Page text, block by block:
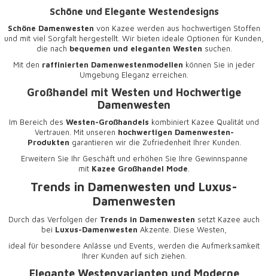
Schöne und Elegante Westendesigns
Schöne Damenwesten von Kazee werden aus hochwertigen Stoffen
und mit viel Sorgfalt hergestellt. Wir bieten ideale Optionen für Kunden,
die nach bequemen und eleganten Westen suchen.
Mit den raffinierten Damenwestenmodellen können Sie in jeder
Umgebung Eleganz erreichen.
Großhandel mit Westen und Hochwertige
Damenwesten
Im Bereich des Westen-Großhandels kombiniert Kazee Qualität und
Vertrauen. Mit unseren hochwertigen Damenwesten-
Produkten garantieren wir die Zufriedenheit Ihrer Kunden.
Erweitern Sie Ihr Geschäft und erhöhen Sie Ihre Gewinnspanne
mit Kazee Großhandel Mode
Trends in Damenwesten und Luxus-
Damenwesten
Durch das Verfolgen der Trends in Damenwesten setzt Kazee auch
bei Luxus-Damenwesten Akzente. Diese Westen,
ideal für besondere Anlässe und Events, werden die Aufmerksamkeit
Ihrer Kunden auf sich ziehen.
Elegante Westenvarianten und Moderne